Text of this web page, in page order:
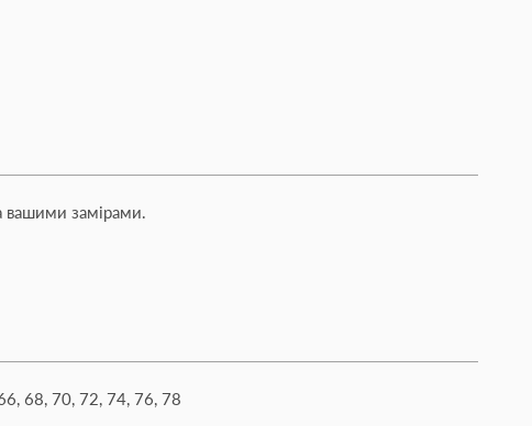
вашими замірами.
68, 70, 72, 74, 76, 78